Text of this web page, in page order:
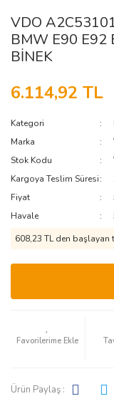
VDO
BMW E90 E92
BİNEK
6.114,92 TL
Kategori
Marka
Stok Kodu
Kargoya Teslim Süresi
Fiyat
Havale
608,23 TL den başlayan
Ürün Paylaş :